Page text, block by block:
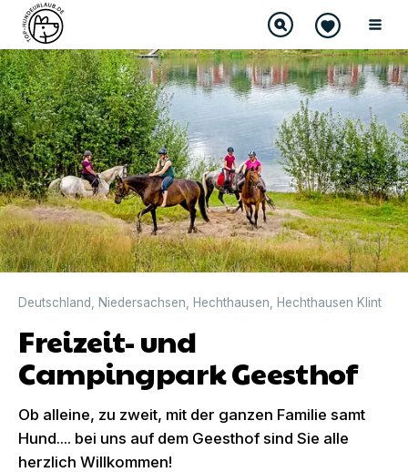
Deutschland Niedersachsen Hechthausen Hechthausen Klint
Freizeit- und
Campingpark Geesthof
Ob alleine, zu zweit, mit der ganzen Familie samt
Hund.... bei uns auf dem Geesthof sind Sie alle
herzlich Willkommen!